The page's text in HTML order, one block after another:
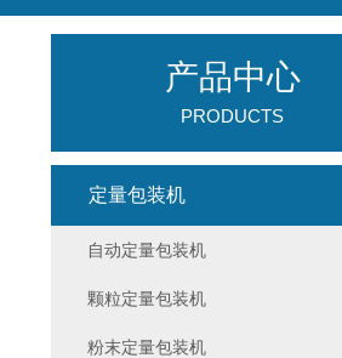
产品中心
PRODUCTS
定量包装机
自动定量包装机
颗粒定量包装机
粉末定量包装机